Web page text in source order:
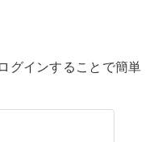
グインすることで簡単